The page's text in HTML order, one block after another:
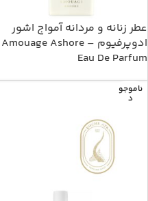
عطر زنانه و مردانه آمواج اشور
ادوپرفیوم – Amouage Ashore
Eau De Parfum
ناموجو
د